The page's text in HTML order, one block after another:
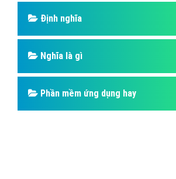
Định nghĩa
Nghĩa là gì
Phần mềm ứng dụng hay